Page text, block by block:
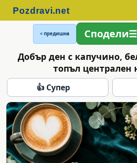
< предишна Сподели
Добър ден с капучино,
топъл централен
👍 Супер